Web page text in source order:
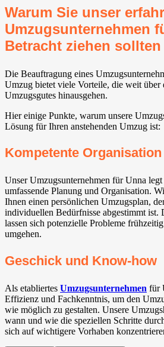
Warum Sie unser
Umzugsunternehmen
Betracht ziehen sollten
Die Beauftragung eines
Umzug bietet viele Vorteile, die weit über
Umzugsgutes hinausgehen.
Hier einige Punkte, warum unsere
Lösung für Ihren anstehenden Umzug ist:
Kompetente
Unser Umzugsunternehmen für Unna
umfassende Planung und Organisation.
Ihnen einen persönlichen Umzugsplan,
individuellen Bedürfnisse abgestimmt ist.
lassen sich potenzielle Probleme
umgehen.
Geschick und Know-how
Als etabliertes Umzugsunternehmen für
Effizienz und Fachkenntnis, um den
wie möglich zu gestalten. Unsere
wann und wie die speziellen Schritte
sich auf wichtigere Vorhaben